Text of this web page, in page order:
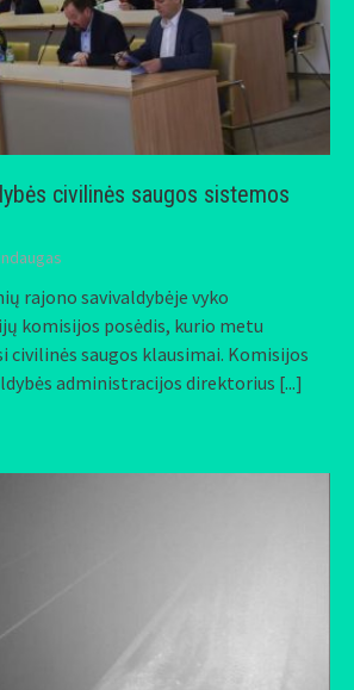
civilinės saugos sistemos
rajono savivaldybėje vyko
komisijos posėdis, kurio metu
civilinės saugos klausimai. Komisijos
administracijos direktorius [...]